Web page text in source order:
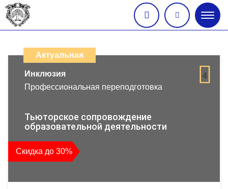
меню
дистанционных
образовательных
повышения
квалификации
и
профессиональной
Актуальная
4
Инклюзия
Профессиональная переподготовка
Тьюторское сопровождение
образовательной деятельности
Скидка до 30%